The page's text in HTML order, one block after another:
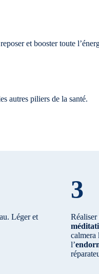
et booster toute
autres piliers de la santé.
Léger et
3
calmera
l’